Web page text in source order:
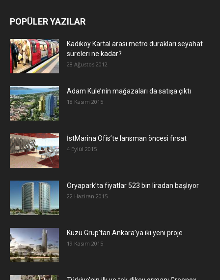
POPÜLER YAZILAR
Kadıköy Kartal arası metro durakları seyahat
süreleri ne kadar?
28 Ağustos 2012
Adam Kule’nin mağazaları da satışa çıktı
18 Kasım 2015
İstMarina Ofis’te lansman öncesi fırsat
4 Eylül 2015
Oryapark’ta fiyatlar 523 bin liradan başlıyor
22 Haziran 2015
​Kuzu Grup’tan Ankara’ya iki yeni proje
19 Kasım 2015